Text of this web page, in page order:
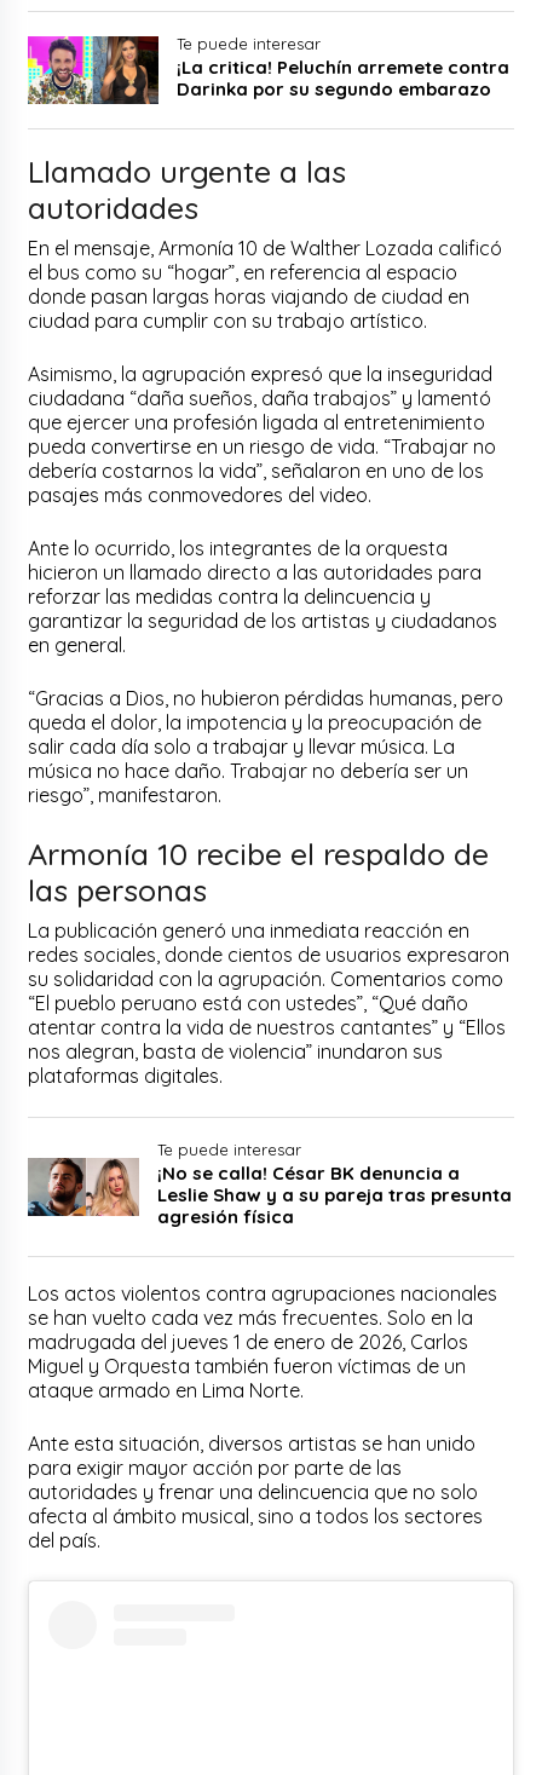
Te puede interesar
¡La critica! Peluchín arremete contra
Darinka por su segundo embarazo
Llamado urgente a las
autoridades
En el mensaje, Armonía 10 de Walther Lozada calificó
el bus como su “hogar”, en referencia al espacio
donde pasan largas horas viajando de ciudad en
ciudad para cumplir con su trabajo artístico.
Asimismo, la agrupación expresó que la inseguridad
ciudadana “daña sueños, daña trabajos” y lamentó
que ejercer una profesión ligada al entretenimiento
pueda convertirse en un riesgo de vida. “Trabajar no
debería costarnos la vida”, señalaron en uno de los
pasajes más conmovedores del video.
Ante lo ocurrido, los integrantes de la orquesta
hicieron un llamado directo a las autoridades para
reforzar las medidas contra la delincuencia y
garantizar la seguridad de los artistas y ciudadanos
en general.
“Gracias a Dios, no hubieron pérdidas humanas, pero
queda el dolor, la impotencia y la preocupación de
salir cada día solo a trabajar y llevar música. La
música no hace daño. Trabajar no debería ser un
riesgo”, manifestaron.
Armonía 10 recibe el respaldo de
las personas
La publicación generó una inmediata reacción en
redes sociales, donde cientos de usuarios expresaron
su solidaridad con la agrupación. Comentarios como
“El pueblo peruano está con ustedes”, “Qué daño
atentar contra la vida de nuestros cantantes” y “Ellos
nos alegran, basta de violencia” inundaron sus
plataformas digitales.
Te puede interesar
¡No se calla! César BK denuncia a
Leslie Shaw y a su pareja tras presunta
agresión física
Los actos violentos contra agrupaciones nacionales
se han vuelto cada vez más frecuentes. Solo en la
madrugada del jueves 1 de enero de 2026, Carlos
Miguel y Orquesta también fueron víctimas de un
ataque armado en Lima Norte.
Ante esta situación, diversos artistas se han unido
para exigir mayor acción por parte de las
autoridades y frenar una delincuencia que no solo
afecta al ámbito musical, sino a todos los sectores
del país.